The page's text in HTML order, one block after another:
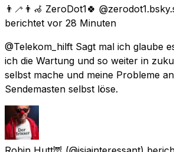
👨‍🦯👨‍🦽 ZeroDot1🍀
berichtet vor 28 Minuten
@Telekom_hilft Sagt mal ich glaube
ich die Wartung und so weiter in
selbst mache und meine Probleme
Sendemasten selbst löse.